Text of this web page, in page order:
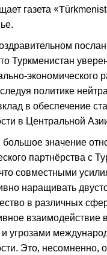
газета
Туркменистан
экономического
политике
в обеспечение
в Центральной
значение
партнёрства с
совместными
наращивать
в различных
взаимодействие
угрозами
Это, несомненно,